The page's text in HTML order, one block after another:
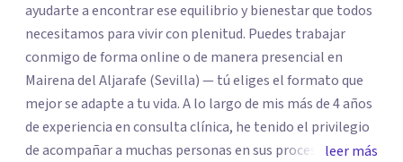
ayudarte a encontrar ese equilibrio y bienestar que todos
necesitamos para vivir con plenitud. Puedes trabajar
conmigo de forma online o de manera presencial en
Mairena del Aljarafe (Sevilla) — tú eliges el formato que
mejor se adapte a tu vida. A lo largo de mis más de 4 años
de experiencia en consulta clínica, he tenido el privilegio
de acompañar a muchas personas en sus procesos deleer más